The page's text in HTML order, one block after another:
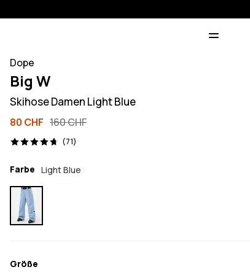
Dope
Big W
Skihose Damen Light Blue
80 CHF 160 CHF
(71)
71 Reviews, 4.7/5
Farbe Light Blue
Größe